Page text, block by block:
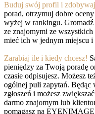
Buduj swój profil i
porad, otrzymuj dobre
wyżej w rankingu.
ze znajomymi ze
mieć ich w jednym miejscu
Zarabiaj ile i kiedy chcesz!
pieniędzy za Twoją poradę
czasie odpisujesz. Możesz
ogólnej puli zapytań.
zgłoszeń i możesz
darmo znajomym lub
pomagasz na